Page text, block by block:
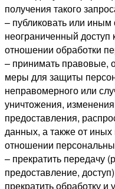
получения такого
– публиковать или
неограниченный
отношении обработки
– принимать правовые,
меры для защиты
неправомерного или
уничтожения,
предоставления,
данных, а также от
отношении
– прекратить передачу
предоставление,
прекратить обработку